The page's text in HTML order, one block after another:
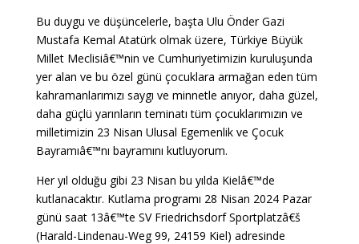
Bu duygu ve düşüncelerle, başta Ulu Önder Gazi
Mustafa Kemal Atatürk olmak üzere, Türkiye Büyük
Millet Meclisiâ€™nin ve Cumhuriyetimizin kuruluşunda
yer alan ve bu özel günü çocuklara armağan eden tüm
kahramanlarımızı saygı ve minnetle anıyor, daha güzel,
daha güçlü yarınların teminatı tüm çocuklarımızın ve
milletimizin 23 Nisan Ulusal Egemenlik ve Çocuk
Bayramıâ€™nı bayramını kutluyorum.
Her yıl olduğu gibi 23 Nisan bu yılda Kielâ€™de
kutlanacaktır. Kutlama programı 28 Nisan 2024 Pazar
günü saat 13â€™te SV Friedrichsdorf Sportplatzâ€š
(Harald-Lindenau-Weg 99, 24159 Kiel) adresinde